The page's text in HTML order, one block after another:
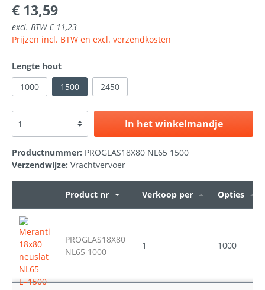
€ 13,59
excl. BTW € 11,23
Prijzen incl. BTW en excl. verzendkosten
Lengte hout
1000
1500 2450
In het winkelmandje
Productnummer: PROGLAS18X80 NL65 1500
Verzendwijze: Vrachtvervoer
Product nr Verkoop per Opties
PROGLAS18X80
NL65 1000
1 1000